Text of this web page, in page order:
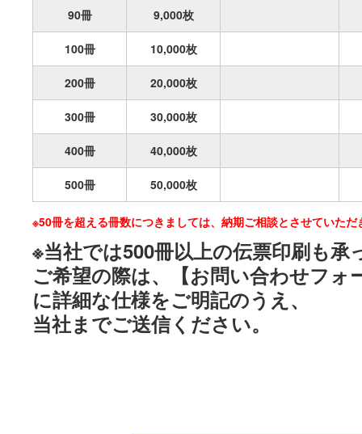
90冊 9,000枚
100冊 10,000枚
200冊 20,000枚
300冊 30,000枚
400冊 40,000枚
500冊 50,000枚
※50冊を超える冊数につきましては、納期ご相談とさせていただ
※当社では500冊以上の伝票印刷も承
ご希望の際は、【お問い合わせフォ
に詳細な仕様をご明記のうえ、
当社までご送信ください。